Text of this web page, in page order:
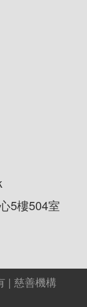
5樓504室
| 慈善機構